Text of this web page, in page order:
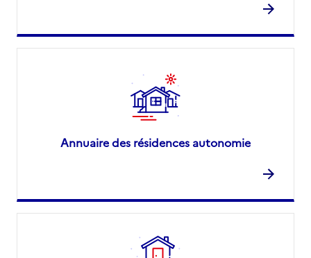
Annuaire des résidences autonomie